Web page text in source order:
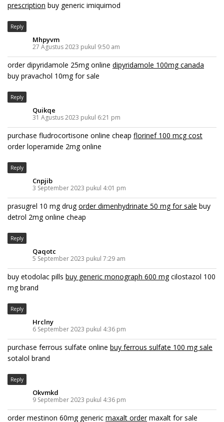
prescription buy generic imiquimod
Reply
Mhpyvm
27 Agustus 2023 pukul 9:50 am
order dipyridamole 25mg online dipyridamole 100mg canada
buy pravachol 10mg for sale
Reply
Quikqe
31 Agustus 2023 pukul 6:21 pm
purchase fludrocortisone online cheap florinef 100 mcg cost
order loperamide 2mg online
Reply
Cnpjib
3 September 2023 pukul 4:01 pm
prasugrel 10 mg drugorder dimenhydrinate 50 mg for sale buy
detrol 2mg online cheap
Reply
Qaqotc
5 September 2023 pukul 7:29 am
buy etodolac pills buy generic monograph 600 mgcilostazol 100
mg brand
Reply
Hrclny
6 September 2023 pukul 4:36 pm
purchase ferrous sulfate online buy ferrous sulfate 100 mg sale
sotalol brand
Reply
Okvmkd
9 September 2023 pukul 4:36 pm
order mestinon 60mg generic maxalt ordermaxalt for sale